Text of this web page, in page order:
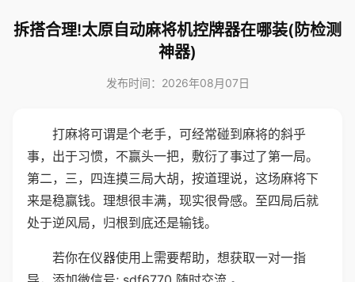
拆搭合理!太原自动麻将机控牌器在哪装(防检测
神器)
发布时间：2026年08月07日
打麻将可谓是个老手，可经常碰到麻将的斜乎
事，出于习惯，不赢头一把，敷衍了事过了第一局。
第二，三，四连摸三局大胡，按道理说，这场麻将下
来是稳赢钱。理想很丰满，现实很骨感。至四局后就
处于逆风局，归根到底还是输钱。
若你在仪器使用上需要帮助，想获取一对一指